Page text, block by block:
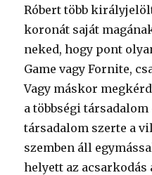
Róbert több
koronát saját
neked, hogy pont
Game vagy Fornite,
Vagy máskor
a többségi
társadalom szerte a
szemben áll
helyett az acsarkodás